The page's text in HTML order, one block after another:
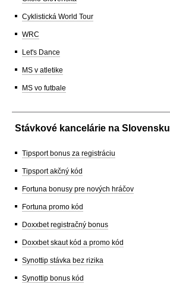
Cyklistická World Tour
WRC
Let's Dance
MS v atletike
MS vo futbale
Stávkové kancelárie na Slovensku
Tipsport bonus za registráciu
Tipsport akčný kód
Fortuna bonusy pre nových hráčov
Fortuna promo kód
Doxxbet registračný bonus
Doxxbet skaut kód a promo kód
Synottip stávka bez rizika
Synottip bonus kód